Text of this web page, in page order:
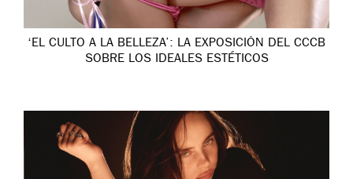
‘EL CULTO A LA BELLEZA’: LA EXPOSICIÓN DEL CCCB
SOBRE LOS IDEALES ESTÉTICOS